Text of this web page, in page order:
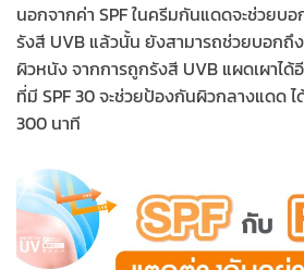
นอกจากค่า SPF ในครีมกันแดดจะช่วยบ
รังสี UVB แล้วนั้น ยังสามารถช่วยบอกถึ
ผิวหนัง จากการถูกรังสี UVB แผดเผาไ
ที่มี SPF 30 จะช่วยป้องกันผิวกลางแดด
300 นาที